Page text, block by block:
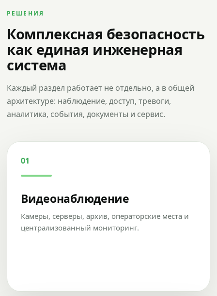
РЕШЕНИЯ
Комплексная безопасность
как единая инженерная
система
Каждый раздел работает не отдельно, а в общей
архитектуре: наблюдение, доступ, тревоги,
аналитика, события, документы и сервис.
01
Видеонаблюдение
Камеры, серверы, архив, операторские места и
централизованный мониторинг.